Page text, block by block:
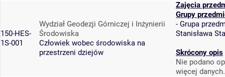
150-HES-
1S-001
Wydział Geodezji Górniczej i Inżynierii
Środowiska
Człowiek wobec środowiska na
przestrzeni dziejów
Zajęcia
Grupy
- Grupa
Stanisława
Skrócony opis
Nie podano
więcej danych.